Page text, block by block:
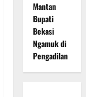
Mantan
Bupati
Bekasi
Ngamuk di
Pengadilan